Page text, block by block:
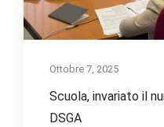
Ottobre 7, 2025
Scuola, invariato il
DSGA